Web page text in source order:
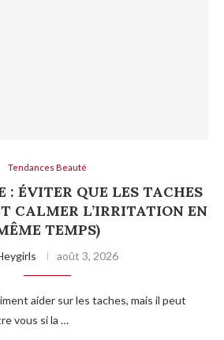
Tendances Beauté
: ÉVITER QUE LES TACHES
CALMER L’IRRITATION EN
TEMPS)
août 3, 2026
aider sur les taches, mais il peut
vous si la …